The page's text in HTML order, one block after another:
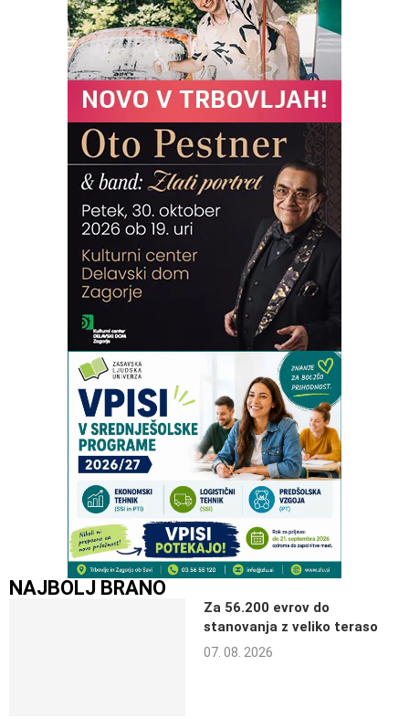
NAJBOLJ BRANO
Za 56.200 evrov do
stanovanja z veliko teraso
07. 08. 2026